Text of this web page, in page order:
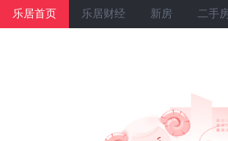
乐居首页 乐居财经 新房 二手